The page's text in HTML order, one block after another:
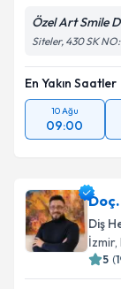
Özel Art Smile
Siteler, 430 SK
En Yakın Saatler
10 Ağu
09:00
Diş
İzmir,
5 (